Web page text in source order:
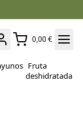
0,00 €
Fruta
deshidratada